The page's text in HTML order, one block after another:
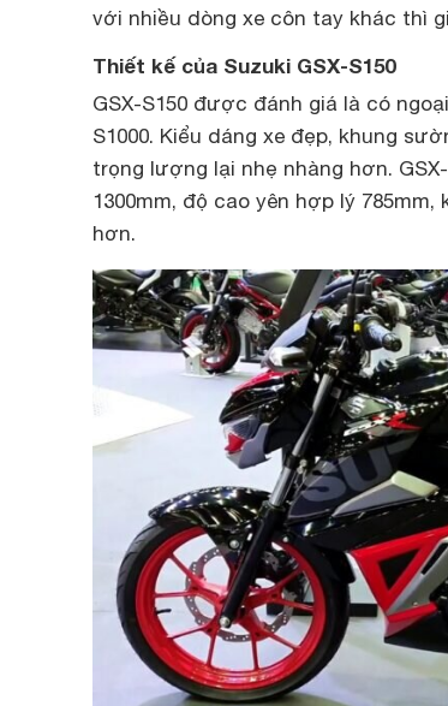
với nhiều dòng xe côn tay khác thì
Thiết kế của Suzuki GSX-S150
GSX-S150 được đánh giá là có
S1000. Kiểu dáng xe đẹp, khung
trọng lượng lại nhẹ nhàng hơn.
1300mm, độ cao yên hợp lý
hơn.